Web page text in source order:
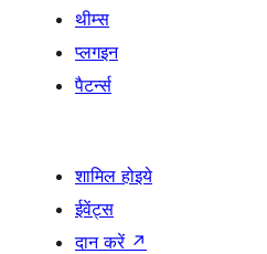
थीम्स
प्लगइन
पैटर्न्स
शामिल होइये
ईवेंट्स
दान करें ↗